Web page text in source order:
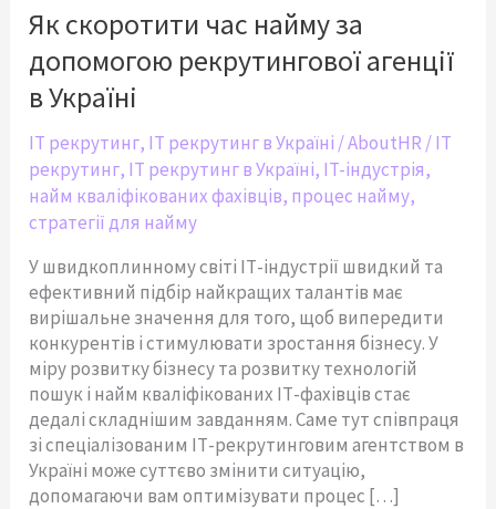
Як скоротити час найму за
допомогою рекрутингової агенції
в Україні
IT рекрутинг, IT рекрутинг в Україні /AboutHR /IT
рекрутинг, IT рекрутинг в Україні, IT-індустрія,
найм кваліфікованих фахівців, процес найму,
стратегії для найму
У швидкоплинному світі ІТ-індустрії швидкий та
ефективний підбір найкращих талантів має
вирішальне значення для того, щоб випередити
конкурентів і стимулювати зростання бізнесу. У
міру розвитку бізнесу та розвитку технологій
пошук і найм кваліфікованих ІТ-фахівців стає
дедалі складнішим завданням. Саме тут співпраця
зі спеціалізованим ІТ-рекрутинговим агентством в
Україні може суттєво змінити ситуацію,
допомагаючи вам оптимізувати процес […]
найму
за
допомогою
рекрутингової
агенції
в
Україні